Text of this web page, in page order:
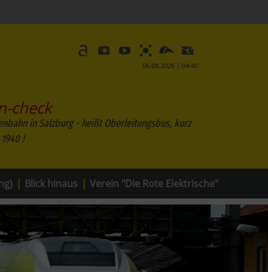
06.08.2026 | 04:40
check
in Salzburg - heißt Oberleitungsbus, kurz
Blick hinaus Verein "Die Rote Elektrische"